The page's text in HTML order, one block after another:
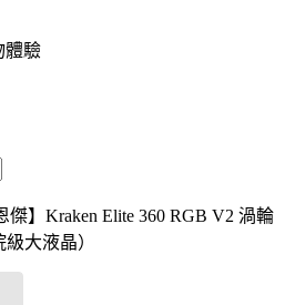
體驗
】Kraken Elite 360 RGB V2 渦輪
大液晶）